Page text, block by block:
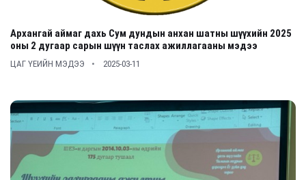
Архангай аймаг дахь Сум дундын анхан шатны шүүхийн 2025
оны 2 дугаар сарын шүүн таслах ажиллагааны мэдээ
ЦАГ ҮЕИЙН МЭДЭЭ 2025-03-11